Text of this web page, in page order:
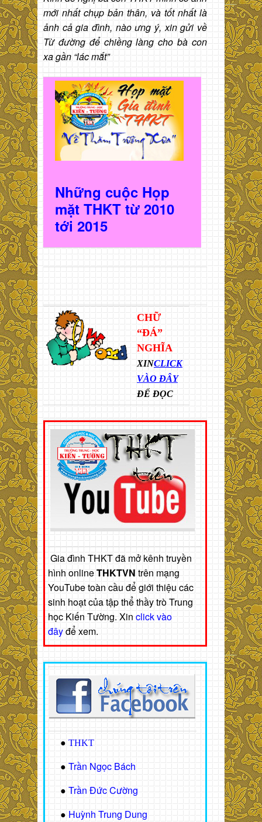
mới nhất chụp bản thân, và tốt nhất là
ảnh cả gia đình, nào ưng ý, xin gửi về
Từ đường để chiềng làng cho bà con
xa gần “lác mắt”
Những cuộc Họp
mặt THKT từ 2010
tới 2015
CHỮ
“ĐÁ”
NGHĨA
XINCLICK
VÀO ĐÂY
ĐỂ ĐỌC
Gia đình THKT đã mở kênh truyền
hình onlineTHKTVN trên mạng
YouTube toàn cầu để giới thiệu các
sinh hoạt của tập thể thầy trò Trung
học Kiến Tường. Xin click vào
đâyđể xem.
● THKT
● Trần Ngọc Bách
● Trần Đức Cường
● Huỳnh Trung Dung